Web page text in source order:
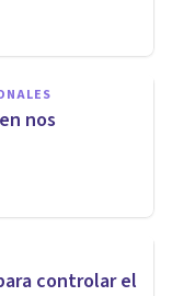
nos
controlar el